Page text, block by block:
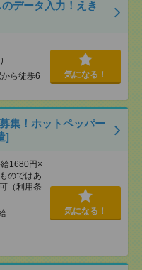
データ入力！えき
ら徒歩6
気になる！
集！ホットペッパー
]
1680円×
のではあ
（利用条
気になる！